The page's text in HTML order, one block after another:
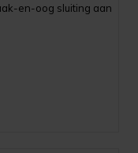
en-oog sluiting aan